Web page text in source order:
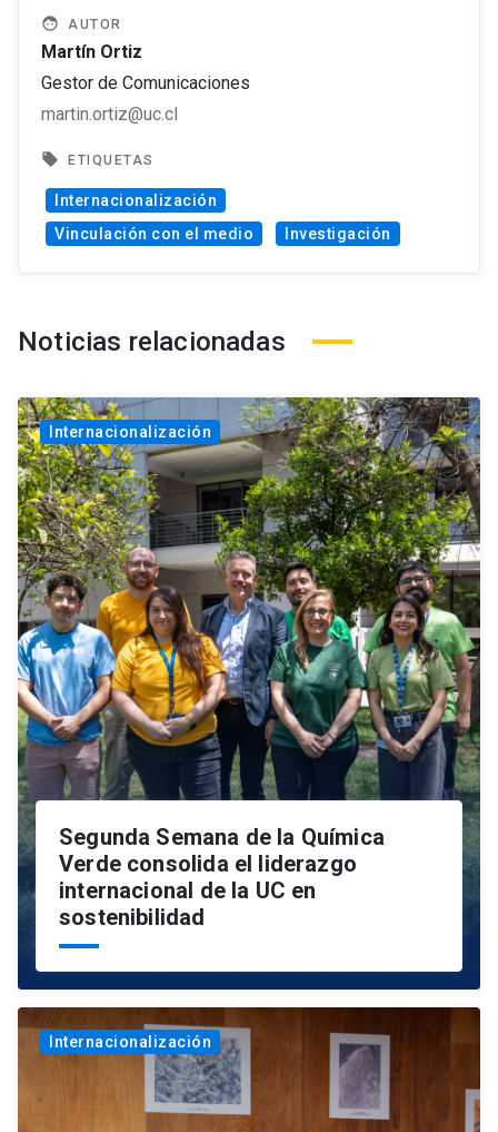
face AUTOR
Martín Ortiz
Gestor de Comunicaciones
martin.ortiz@uc.cl
local_offer ETIQUETAS
Internacionalización
Vinculación con el medio
Investigación
Noticias relacionadas
Internacionalización
Segunda Semana de la Química
Verde consolida el liderazgo
internacional de la UC en
sostenibilidad
Internacionalización